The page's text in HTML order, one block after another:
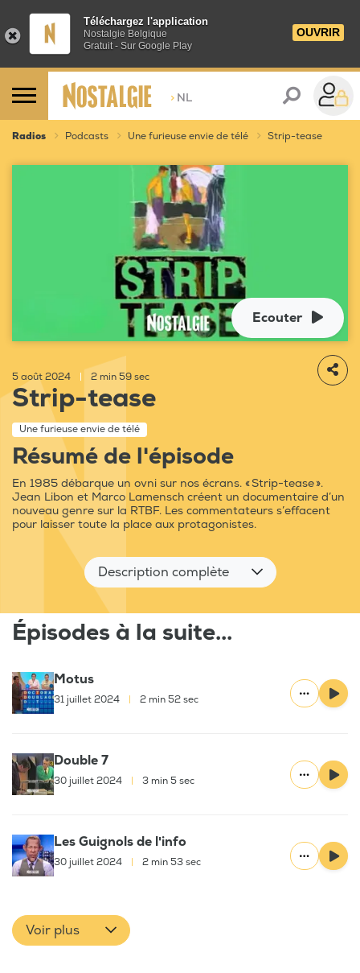
Téléchargez l'application
Nostalgie Belgique
Gratuit - Sur Google Play
OUVRIR
> NL
Radios Podcasts Une furieuse envie de télé Strip-tease
Ecouter
5 août 2024 2 min 59 sec
Strip-tease
Une furieuse envie de télé
Résumé de l'épisode
En 1985 débarque un ovni sur nos écrans. « Strip-tease ».
Jean Libon et Marco Lamensch créent un documentaire d’un
nouveau genre sur la RTBF. Les commentateurs s’effacent
pour laisser toute la place aux protagonistes.
Description complète
Épisodes à la suite...
Motus
31 juillet 2024 2 min 52 sec
Double 7
30 juillet 2024 3 min 5 sec
Les Guignols de l'info
30 juillet 2024 2 min 53 sec
Voir plus